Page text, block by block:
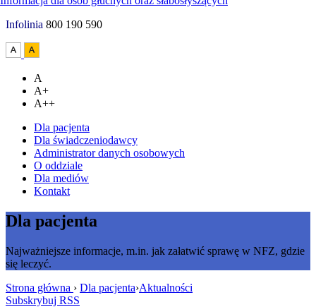
Infolinia 800 190 590
A
A+
A++
Dla pacjenta
Dla świadczeniodawcy
Administrator danych osobowych
O oddziale
Dla mediów
Kontakt
Dla pacjenta
Najważniejsze informacje, m.in. jak załatwić sprawę w NFZ, gdzie
się leczyć.
Strona główna › Dla pacjenta›Aktualności
Subskrybuj RSS